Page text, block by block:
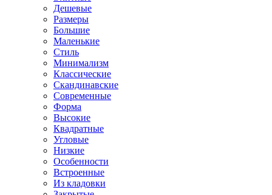
Дешевые
Размеры
Большие
Маленькие
Стиль
Минимализм
Классические
Скандинавские
Современные
Форма
Высокие
Квадратные
Угловые
Низкие
Особенности
Встроенные
Из кладовки